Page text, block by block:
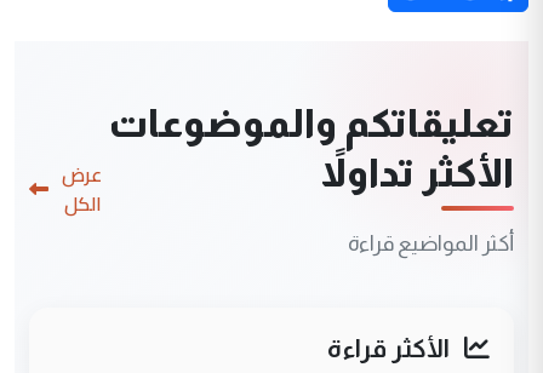
تعليقاتكم والموضوعات
الأكثر تداولاً
أكثر المواضيع قراءة
عرض
الكل
الأكثر قراءة